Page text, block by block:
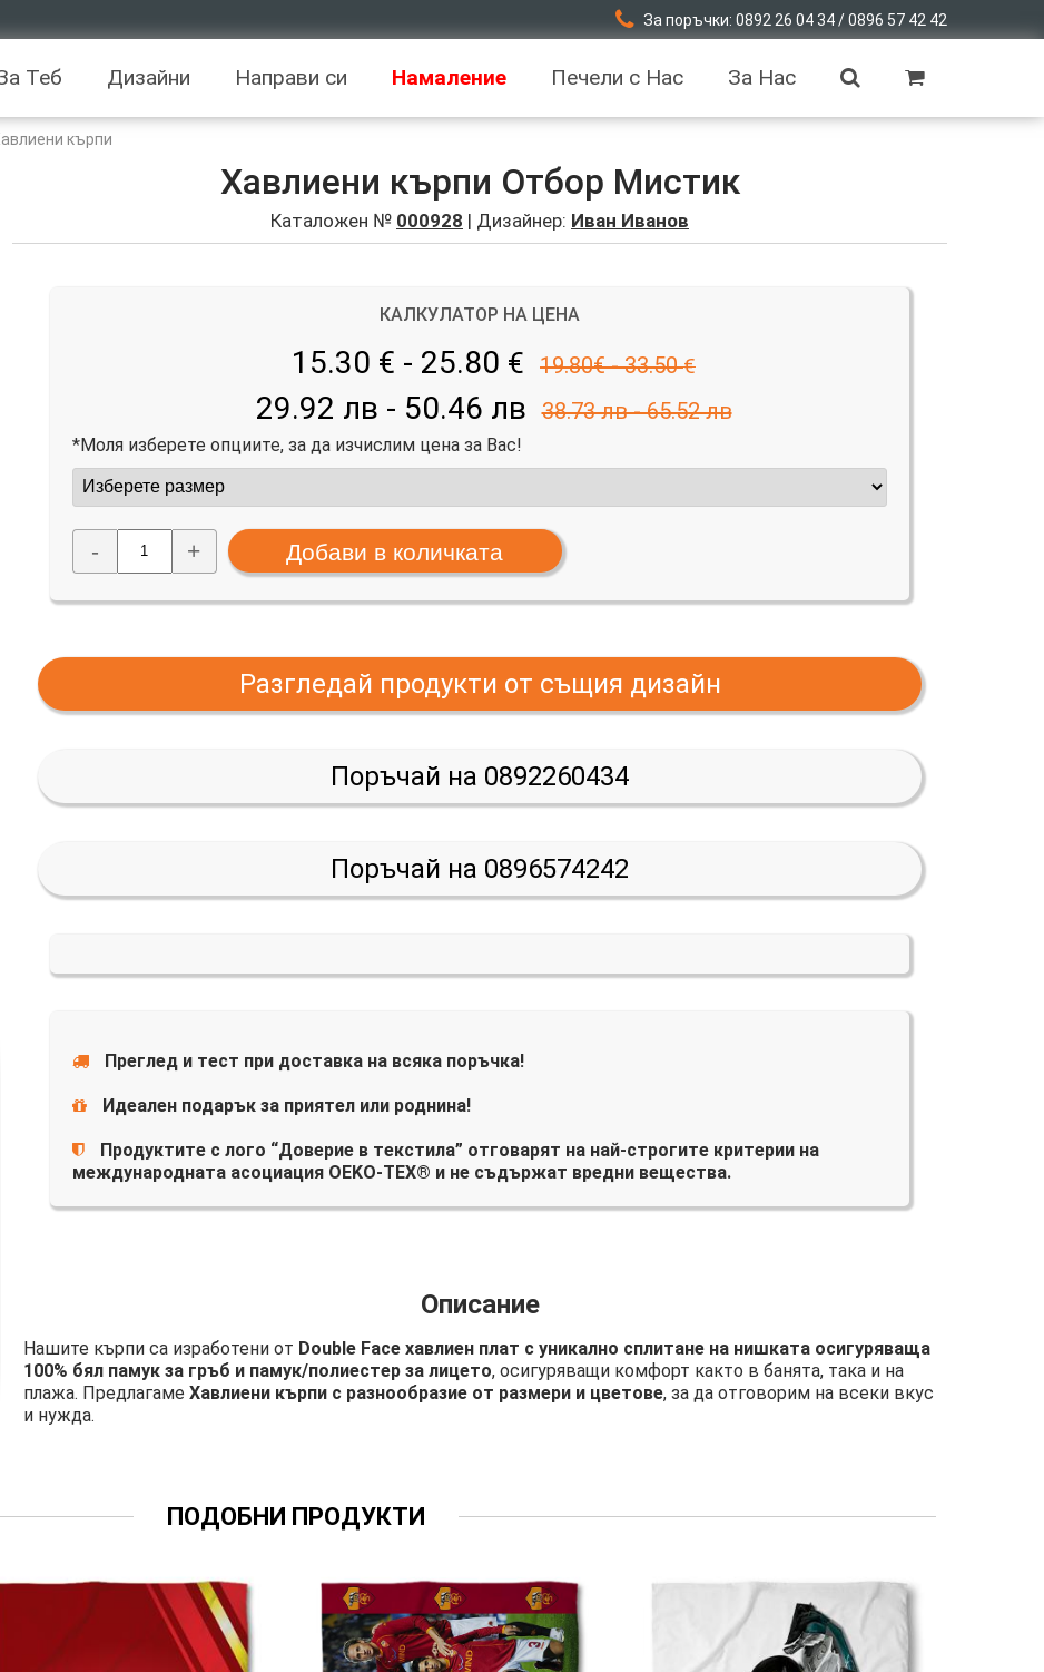
За поръчки: 0892 26 04 34 / 0896 57 42 42
Теб Дизайни Направи си Намаление Печели с Нас За Нас
кърпи
Хавлиени кърпи Отбор Мистик
Каталожен № 000928 | Дизайнер: Иван Иванов
КАЛКУЛАТОР НА ЦЕНА
15.30 € - 25.80 € 19.80€ - 33.50 €
29.92 лв - 50.46 лв 38.73 лв - 65.52 лв
*Моля изберете опциите, за да изчислим цена за Вас!
- +
Разгледай продукти от същия дизайн
Поръчай на 0892260434
Поръчай на 0896574242
Преглед и тест при доставка на всяка поръчка!
Идеален подарък за приятел или роднина!
Продуктите с лого “Доверие в текстила” отговарят на най-строгите критерии на
международната асоциация OEKO-TEX® и не съдържат вредни вещества.
Описание
Нашите кърпи са изработени от Double Face хавлиен плат с уникално сплитане на нишката осигуряваща
100% бял памук за гръб и памук/полиестер за лицето, осигуряващи комфорт както в банята, така и на
плажа. Предлагаме Хавлиени кърпи с разнообразие от размери и цветове, за да отговорим на всеки вкус
и нужда.
ПОДОБНИ ПРОДУКТИ